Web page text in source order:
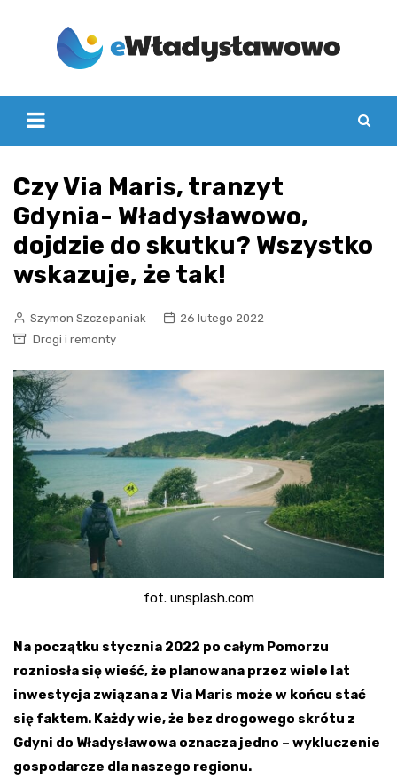
Czy Via Maris, tranzyt
Gdynia- Władysławowo,
dojdzie do skutku? Wszystko
wskazuje, że tak!
Szymon Szczepaniak
26 lutego 2022
Drogi i remonty
fot. unsplash.com
Na początku stycznia 2022 po całym Pomorzu
rozniosła się wieść, że planowana przez wiele lat
inwestycja związana z Via Maris może w końcu stać
się faktem. Każdy wie, że bez drogowego skrótu z
Gdyni do Władysławowa oznacza jedno – wykluczenie
gospodarcze dla naszego regionu.